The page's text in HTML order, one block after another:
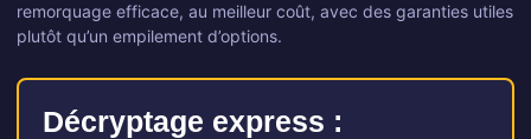
remorquage efficace, au meilleur coût, avec des garanties utiles
plutôt qu’un empilement d’options.
Décryptage express :